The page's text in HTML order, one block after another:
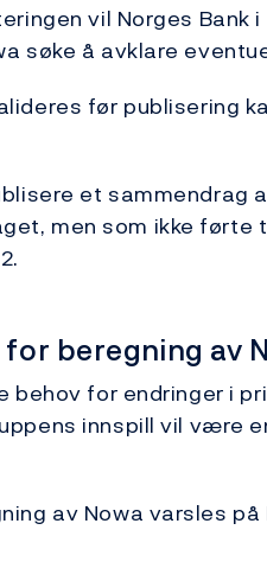
vil Norges
søke å avklare
før publisering
et sammendrag
men som ikke førte
beregning av
behov for endringer i
innspill vil være
av Nowa varsles